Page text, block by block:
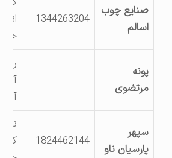
صنایع چوب
اسالم
1344263204
انزلی-
خلیف
مرتضوی
روستای
آباد جنب
آتشنشانی
سپهر
پارسیان ناو
1824462144
نرسیده به